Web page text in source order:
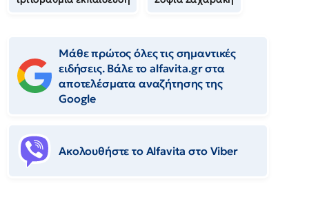
Μάθε πρώτος όλες τις σημαντικές
ειδήσεις. Βάλε το alfavita.gr στα
αποτελέσματα αναζήτησης της
Google
Ακολουθήστε το Αlfavita στο Viber